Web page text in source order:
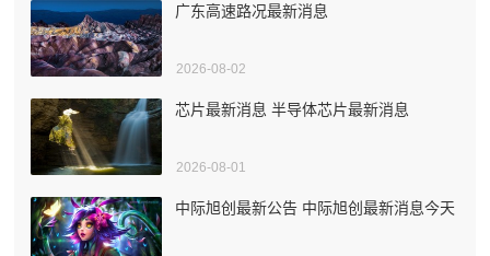
广东高速路况最新消息
2026-08-02
芯片最新消息 半导体芯片最新消息
2026-08-01
中际旭创最新公告 中际旭创最新消息今天